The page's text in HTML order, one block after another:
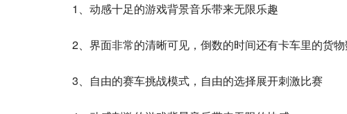
1、动感十足的游戏背景音乐带来无限乐趣
2、界面非常的清晰可见，倒数的时间还有卡车里的货
3、自由的赛车挑战模式，自由的选择展开刺激比赛